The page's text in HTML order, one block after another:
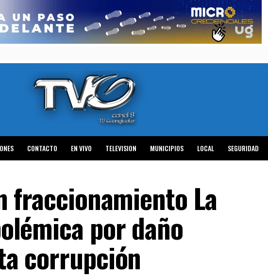
CONTACTO EN VIVO TELEVISION MUNICIPIOS LOCAL SEGURIDAD
fraccionamiento La
por daño
corrupción